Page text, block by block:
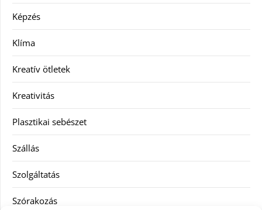
Képzés
Klíma
Kreatív ötletek
Kreativitás
Plasztikai sebészet
Szállás
Szolgáltatás
Szórakozás